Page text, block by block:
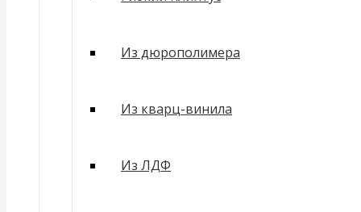
Из дюрополимера
Из кварц-винила
Из ЛДФ